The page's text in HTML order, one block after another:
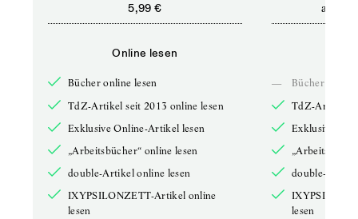
5,99 €
Online lesen
Bücher online lesen
TdZ-Artikel seit 2013 online lesen
Exklusive Online-Artikel lesen
„Arbeitsbücher“ online lesen
double-Artikel online lesen
IXYPSILONZETT-Artikel online
lesen
ab
—
Bücher online
TdZ-Artikel
Exklusive
double-
lesen